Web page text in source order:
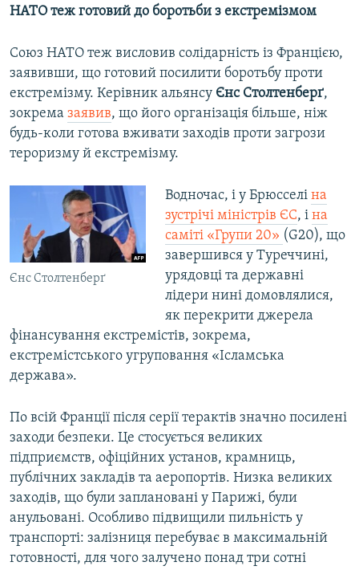
НАТО теж готовий до боротьби з екстремізмом
Союз НАТО теж висловив солідарність із Францією,
заявивши, що готовий посилити боротьбу проти
екстремізму. Керівник альянсу Єнс Столтенберґ,
зокрема заявив, що його організація більше, ніж
будь-коли готова вживати заходів проти загрози
тероризму й екстремізму.
Єнс Столтенберґ
Водночас, і у Брюсселі на
зустрічі міністрів ЄС, і на
саміті «Групи 20» (G20), що
завершився у Туреччині,
урядовці та державні
лідери нині домовлялися,
як перекрити джерела
фінансування екстремістів, зокрема,
екстремістського угруповання «Ісламська
держава».
По всій Франції після серії терактів значно посилені
заходи безпеки. Це стосується великих
підприємств, офіційних установ, крамниць,
публічних закладів та аеропортів. Низка великих
заходів, що були заплановані у Парижі, були
анульовані. Особливо підвищили пильність у
транспорті: залізниця перебуває в максимальній
готовності, для чого залучено понад три сотні